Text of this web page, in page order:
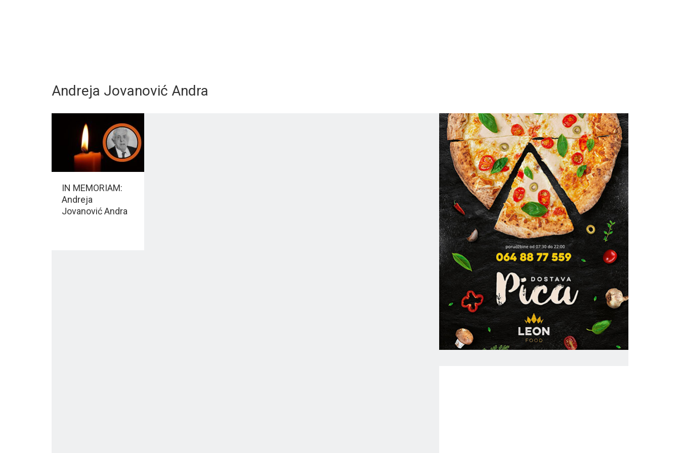
Andreja Jovanović Andra
IN MEMORIAM:
Andreja
Jovanović Andra